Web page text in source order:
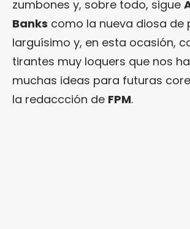
zumbones y, sobre todo, sigue
Banks como la nueva diosa de
larguísimo y, en esta ocasión,
tirantes muy loquers que nos
muchas ideas para futuras
la redaccción de FPM.